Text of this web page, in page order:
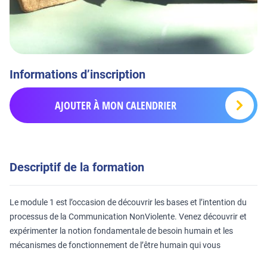
Informations d’inscription
AJOUTER À MON CALENDRIER
Descriptif de la formation
Le module 1 est l’occasion de découvrir les bases et l’intention du
processus de la Communication NonViolente. Venez découvrir et
expérimenter la notion fondamentale de besoin humain et les
mécanismes de fonctionnement de l’être humain qui vous